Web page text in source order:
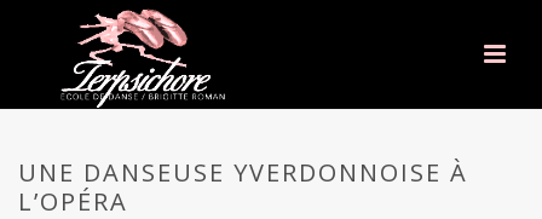
UNE DANSEUSE YVERDONNOISE À
L’OPÉRA